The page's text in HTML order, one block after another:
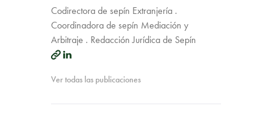
Codirectora de sepín Extranjería .
Coordinadora de sepín Mediación y
Arbitraje . Redacción Jurídica de Sepín
Ver todas las publicaciones